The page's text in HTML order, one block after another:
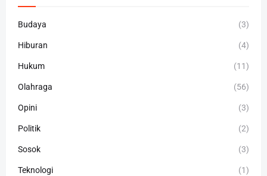
Budaya (3)
Hiburan (4)
Hukum (11)
Olahraga (56)
Opini (3)
Politik (2)
Sosok (3)
Teknologi (1)